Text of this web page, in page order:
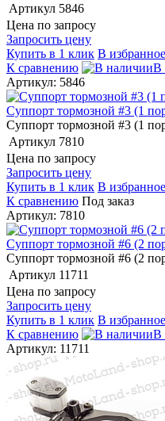
Артикул 5846
Цена по запросу
Запросить цену
Купить в 1 клик В избранное
К сравнению
В
Артикул: 5846
Суппорт тормозной #3 (1
Суппорт тормозной #3 (1
Артикул 7810
Цена по запросу
Запросить цену
Купить в 1 клик В избранное
К сравнению Под заказ
Артикул: 7810
Суппорт тормозной #6 (2
Суппорт тормозной #6 (2
Артикул 11711
Цена по запросу
Запросить цену
Купить в 1 клик В избранное
К сравнению
В
Артикул: 11711